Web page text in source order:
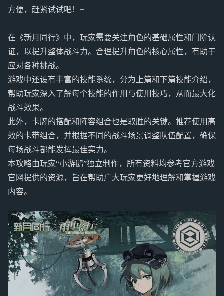
方便，赶紧试试吧！+
在《新月同行》中，玩家需要关注角色的基础属性和门阶认
证，以提升整体战斗力。合理提升角色的核心属性，有助于
应对各种挑战。
游戏中还设有丰富的技能系统，分为上篇和下篇技能介绍，
帮助玩家深入了解每个技能的作用与使用技巧，从而最大化
战斗效果。
此外，卡牌的搭配和阵容组合也是取胜的关键。推荐使用高
效的卡带组合，并根据不同的战斗场景调整队伍配置，确保
每场战斗都能发挥最佳实力。
本攻略由玩家“小游鹅”独立制作，所有资料均参考官方游戏
官网提供的资源，旨在帮助广大玩家更好地理解和掌握游戏
内容。